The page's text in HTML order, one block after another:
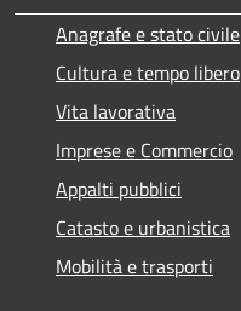
Anagrafe e stato civile
Cultura e tempo libero
Vita lavorativa
Imprese e Commercio
Appalti pubblici
Catasto e urbanistica
Mobilità e trasporti